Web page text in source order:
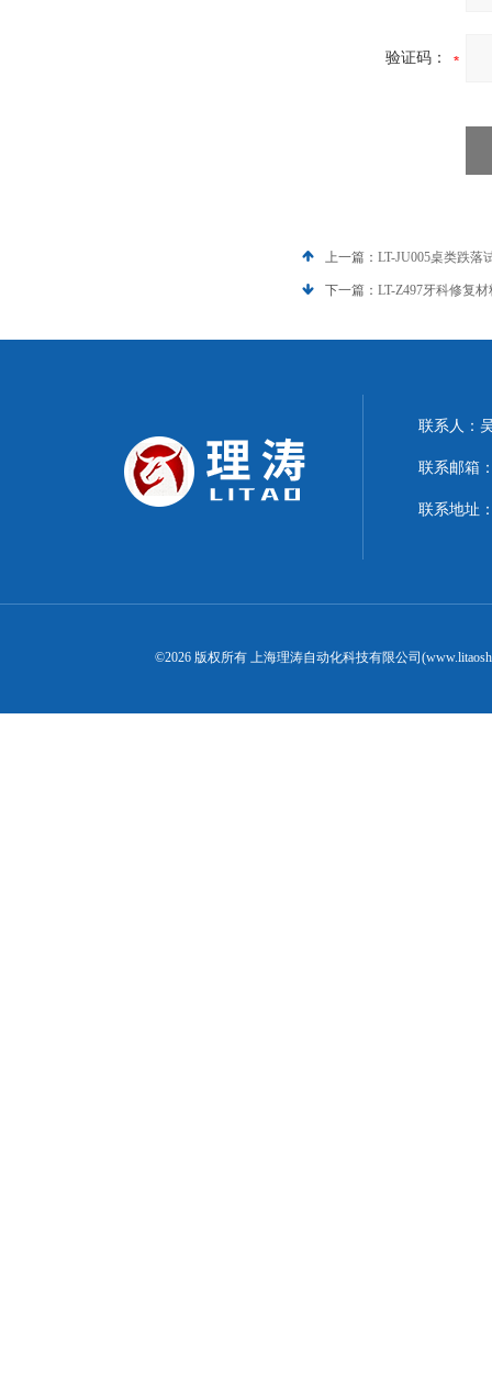
验证码：
上一篇： LT-JU005桌类跌落
下一篇： LT-Z497牙科修复
联系人：
联系邮箱
联系地址
©2026 版权所有 上海理涛自动化科技有限公司